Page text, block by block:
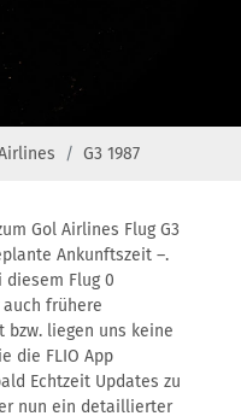
G3 1987
Gol Airlines Flug G3
Ankunftszeit –.
diesem Flug 0
frühere
bzw. liegen uns keine
die FLIO App
Echtzeit Updates zu
nun ein detaillierter